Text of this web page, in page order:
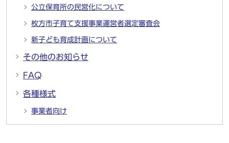
公立保育所の民営化について
枚方市子育て支援事業運営者選定審査会
新子ども育成計画について
その他のお知らせ
FAQ
各種様式
事業者向け